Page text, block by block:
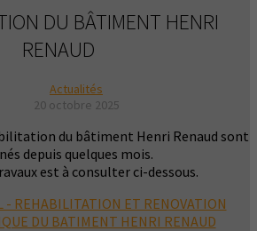
DU BÂTIMENT HENRI
RENAUD
Actualités
20 octobre 2025
du bâtiment Henri Renaud sont
depuis quelques mois.
est à consulter ci-dessous.
- REHABILITATION ET RENOVATION
DU BATIMENT HENRI RENAUD